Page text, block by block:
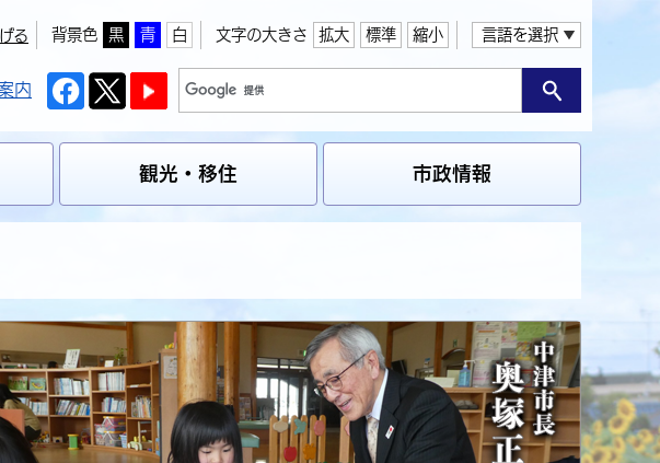
る 背景色 黒 青 白 文字の大きさ 拡大 標準 縮小 言語を選択
内
観光・移住 市政情報